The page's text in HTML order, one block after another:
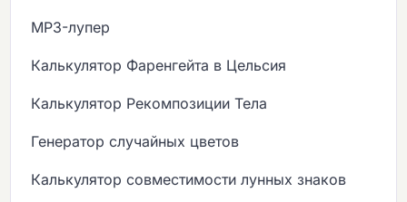
MP3-лупер
Калькулятор Фаренгейта в Цельсия
Калькулятор Рекомпозиции Тела
Генератор случайных цветов
Калькулятор совместимости лунных знаков